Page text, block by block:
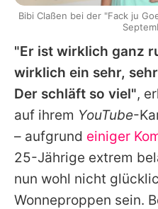
"Er ist wirklich ganz
wirklich ein sehr,
Der schläft so viel",
auf ihrem YouTube-
– aufgrund einiger
25-Jährige extrem
nun wohl nicht
Wonneproppen sein.
Bibi Claßen bei der "Fack ju